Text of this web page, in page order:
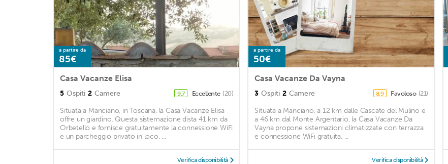
a partire da
85€
Casa Vacanze Elisa
5 Ospiti 2 Camere 9,7 Eccellente (20)
Situata a Manciano, in Toscana, la Casa Vacanze Elisa
offre un giardino. Questa sistemazione dista 41 km da
Orbetello e fornisce gratuitamente la connessione WiFi
e un parcheggio privato in loco. ...
Verifica disponibilità
a partire da
50€
Casa Vacanze Da Vayna
3 Ospiti 2 Camere 8,9 Favoloso (21)
Situata a Manciano, a 12 km dalle Cascate del Mulino e
a 46 km dal Monte Argentario, la Casa Vacanze Da
Vayna propone sistemazioni climatizzate con terrazza
e connessione WiFi gratuita. ...
Verifica disponibilità